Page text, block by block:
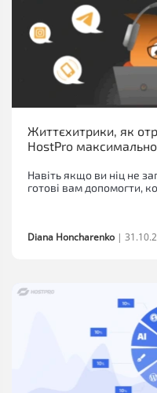
Життєхитрики, як
HostPro
Навіть якщо ви ніц не
готові вам допомогти,
Diana Honcharenko |